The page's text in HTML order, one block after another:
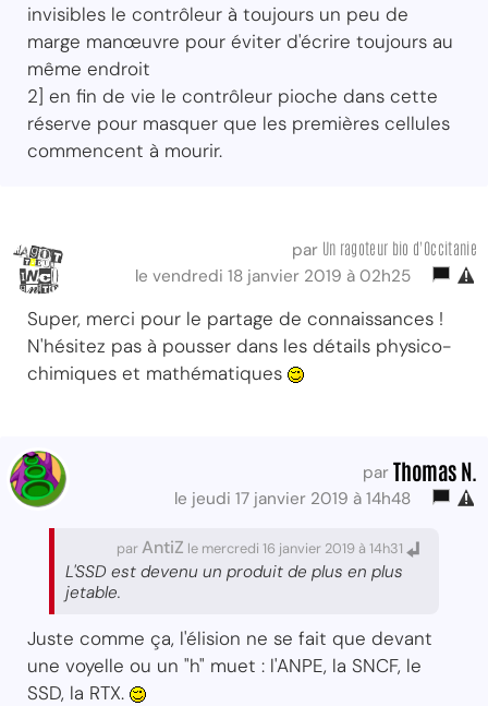
invisibles le contrôleur à toujours un peu de
marge manœuvre pour éviter d'écrire toujours au
même endroit
2] en fin de vie le contrôleur pioche dans cette
réserve pour masquer que les premières cellules
commencent à mourir.
par Un ragoteur bio d'Occitanie
le vendredi 18 janvier 2019 à 02h25
Super, merci pour le partage de connaissances !
N'hésitez pas à pousser dans les détails physico-
chimiques et mathématiques
par Thomas N.
le jeudi 17 janvier 2019 à 14h48
parAntiZ le mercredi 16 janvier 2019 à 14h31
L'SSD est devenu un produit de plus en plus
jetable.
Juste comme ça, l'élision ne se fait que devant
une voyelle ou un "h" muet : l'ANPE, la SNCF, le
SSD, la RTX.